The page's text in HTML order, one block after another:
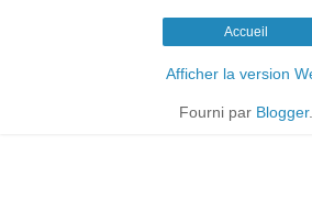
Accueil
Afficher la version
Fourni par Blogger.